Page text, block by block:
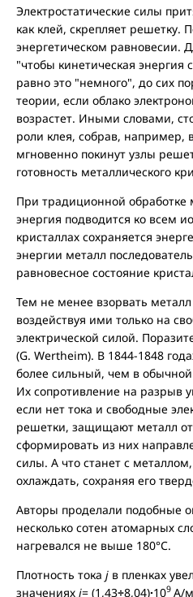
Электростатические силы
как клей, скрепляет решетку.
энергетическом равновесии.
"чтобы кинетическая
равно это "немного", до сих
теории, если облако
возрастет. Иными словами,
роли клея, собрав,
мгновенно покинут узлы
готовность металлического
При традиционной обработке
энергия подводится ко всем
кристаллах сохраняется
энергии металл
равновесное состояние
Тем не менее взорвать
воздействуя ими только на
электрической силой.
(G. Wertheim). В 1844-1848
более сильный, чем в обычной
Их сопротивление на разрыв
если нет тока и свободные
решетки, защищают металл от
сформировать из них
силы. А что станет с
охлаждать, сохраняя его
Авторы проделали подобные
несколько сотен атомарных
нагревался не выше 180°С.
Плотность тока j в пленках
значениях j= (1,43÷8,04)·109 А/м